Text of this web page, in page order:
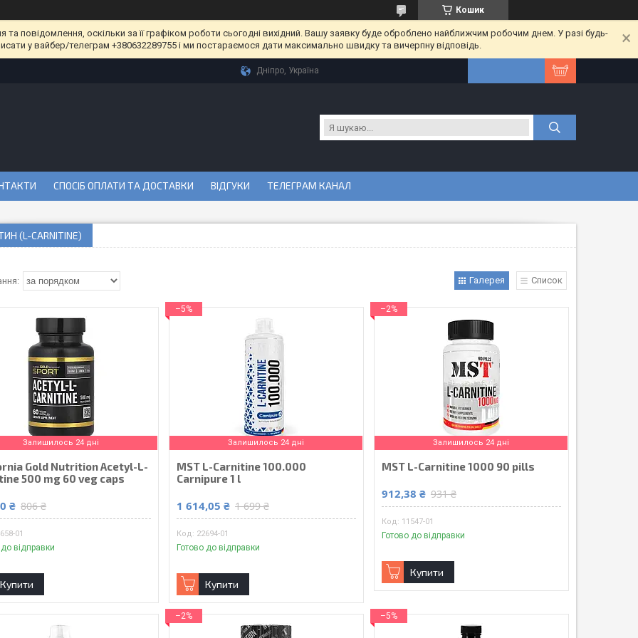
Кошик
повідомлення, оскільки за її графіком роботи сьогодні вихідний. Вашу заявку буде оброблено найближчим робочим днем. У разі будь-
у вайбер/телеграм +380632289755 і ми постараємося дати максимально швидку та вичерпну відповідь.
Дніпро, Україна
СПОСІБ ОПЛАТИ ТА ДОСТАВКИ ВІДГУКИ ТЕЛЕГРАМ КАНАЛ
(L-CARNITINE)
Галерея Список
Залишилось 24 дні
Gold Nutrition Acetyl-L-
500 mg 60 veg caps
₴ 806 ₴
01
відправки
Купити
–5%
Залишилось 24 дні
MST L-Carnitine 100.000
Carnipure 1 l
1 614,05 ₴ 1 699 ₴
22694-01
Готово до відправки
Купити
–2%
Залишилось 24 дні
MST L-Carnitine 1000 90 pills
912,38 ₴ 931 ₴
11547-01
Готово до відправки
Купити
–2% –5%